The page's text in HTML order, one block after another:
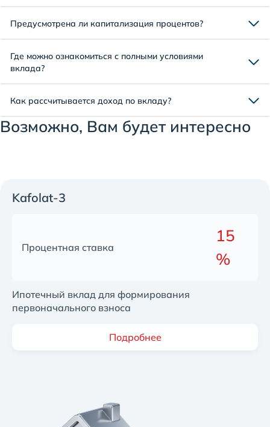
Предусмотрена ли капитализация процентов?
Где можно ознакомиться с полными условиями
вклада?
Как рассчитывается доход по вкладу?
Возможно, Вам будет интересно
Kafolat-3
Процентная ставка
15
%
Ипотечный вклад для формирования
первоначального взноса
Подробнее